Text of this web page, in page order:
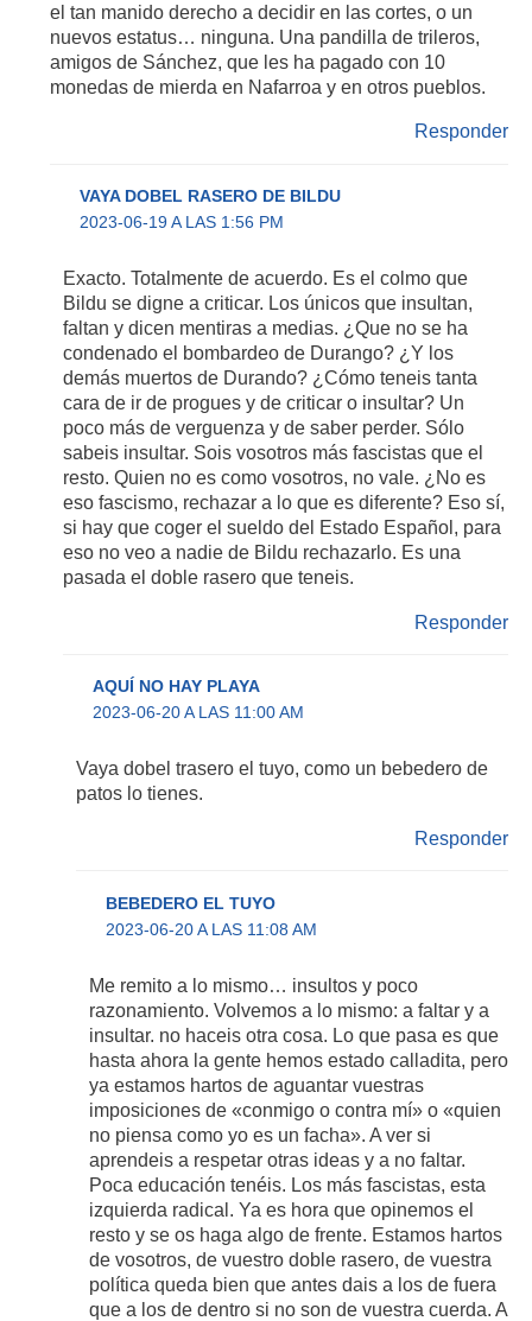
el tan manido derecho a decidir en las cortes, o un
nuevos estatus… ninguna. Una pandilla de trileros,
amigos de Sánchez, que les ha pagado con 10
monedas de mierda en Nafarroa y en otros pueblos.
Responder
VAYA DOBEL RASERO DE BILDU
2023-06-19 A LAS 1:56 PM
Exacto. Totalmente de acuerdo. Es el colmo que
Bildu se digne a criticar. Los únicos que insultan,
faltan y dicen mentiras a medias. ¿Que no se ha
condenado el bombardeo de Durango? ¿Y los
demás muertos de Durando? ¿Cómo teneis tanta
cara de ir de progues y de criticar o insultar? Un
poco más de verguenza y de saber perder. Sólo
sabeis insultar. Sois vosotros más fascistas que el
resto. Quien no es como vosotros, no vale. ¿No es
eso fascismo, rechazar a lo que es diferente? Eso sí,
si hay que coger el sueldo del Estado Español, para
eso no veo a nadie de Bildu rechazarlo. Es una
pasada el doble rasero que teneis.
Responder
AQUÍ NO HAY PLAYA
2023-06-20 A LAS 11:00 AM
Vaya dobel trasero el tuyo, como un bebedero de
patos lo tienes.
Responder
BEBEDERO EL TUYO
2023-06-20 A LAS 11:08 AM
Me remito a lo mismo… insultos y poco
razonamiento. Volvemos a lo mismo: a faltar y a
insultar. no haceis otra cosa. Lo que pasa es que
hasta ahora la gente hemos estado calladita, pero
ya estamos hartos de aguantar vuestras
imposiciones de «conmigo o contra mí» o «quien
no piensa como yo es un facha». A ver si
aprendeis a respetar otras ideas y a no faltar.
Poca educación tenéis. Los más fascistas, esta
izquierda radical. Ya es hora que opinemos el
resto y se os haga algo de frente. Estamos hartos
de vosotros, de vuestro doble rasero, de vuestra
política queda bien que antes dais a los de fuera
que a los de dentro si no son de vuestra cuerda. A